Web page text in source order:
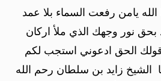
الله يامن رفعت السماء بلا عمد
بحق نور وجهك الذي ملأ اركان
الحق ادعوني استجب لكم
الشيخ زايد بن سلطان رحم الله